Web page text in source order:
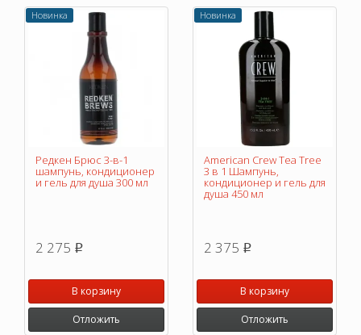
Новинка
Редкен Брюс 3-в-1
шампунь, кондиционер
и гель для душа 300 мл
2 275 p
В корзину
Отложить
Новинка
American Crew Tea Tree
3 в 1 Шампунь,
кондиционер и гель для
душа 450 мл
2 375 p
В корзину
Отложить